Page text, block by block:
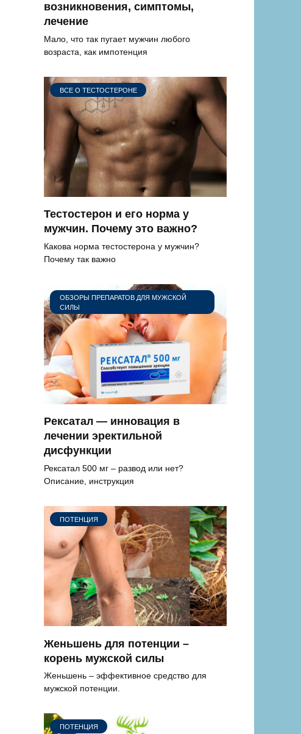
возникновения, симптомы,
лечение
Мало, что так пугает мужчин любого
возраста, как импотенция
ВСЕ О ТЕСТОСТЕРОНЕ
Тестостерон и его норма у
мужчин. Почему это важно?
Какова норма тестостерона у мужчин?
Почему так важно
ОБЗОРЫ ПРЕПАРАТОВ ДЛЯ МУЖСКОЙ
СИЛЫ
Рексатал — инновация в
лечении эректильной
дисфункции
Рексатал 500 мг – развод или нет?
Описание, инструкция
ПОТЕНЦИЯ
Женьшень для потенции –
корень мужской силы
Женьшень – эффективное средство для
мужской потенции.
ПОТЕНЦИЯ